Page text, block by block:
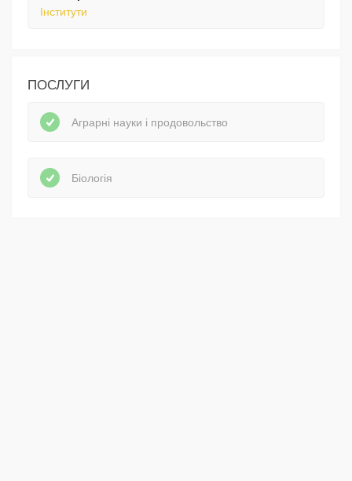
Інститути
ПОСЛУГИ
Аграрні науки і продовольство
Біологія